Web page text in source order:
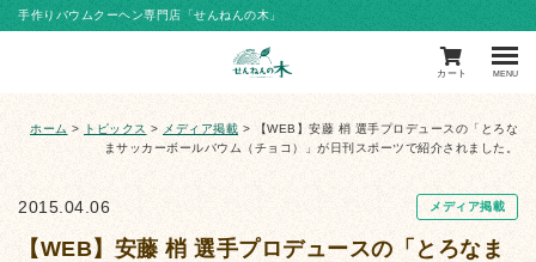
手作りバウムクーヘン専門店「せんねんの木」
カート MENU
ホーム > トピックス > メディア掲載 >
【WEB】安藤 梢 選手プロデュースの「とろな
まサッカーボールバウム（チョコ）」が日刊スポーツで紹介されました。
メディア掲載
2015.04.06
【WEB】安藤 梢 選手プロデュースの「とろなま